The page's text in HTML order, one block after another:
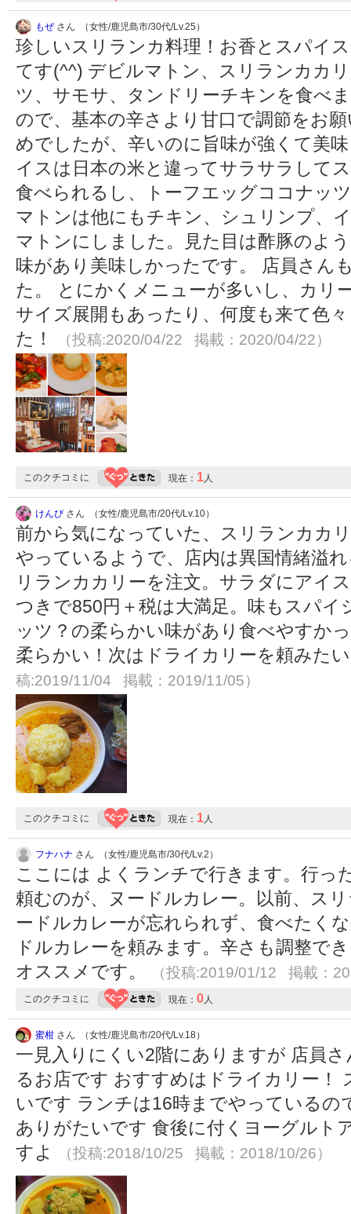
もぜさん （女性/鹿児島市/30代/Lv.25）
珍しいスリランカ料理！お香とスパイ
てす(^^) デビルマトン、スリランカカ
ツ、サモサ、タンドリーチキンを食べ
ので、基本の辛さより甘口で調節をお
めでしたが、辛いのに旨味が強くて美
イスは日本の米と違ってサラサラして
食べられるし、トーフエッグココナッ
マトンは他にもチキン、シュリンプ、
マトンにしました。見た目は酢豚のよ
味があり美味しかったです。 店員さん
た。 とにかくメニューが多いし、カリ
サイズ展開もあったり、何度も来て色
た！
（投稿:2020/04/22 掲載：2020/04/22）
このクチコミに 現在： 1人
けんぴさん （女性/鹿児島市/20代/Lv.10）
前から気になっていた、スリランカカ
やっているようで、店内は異国情緒溢
リランカカリーを注文。サラダにアイ
つきで850円＋税は大満足。味もスパ
ッツ？の柔らかい味があり食べやすか
柔らかい！次はドライカリーを頼みた
稿:2019/11/04 掲載：2019/11/05）
このクチコミに 現在： 1人
フナハナ さん （女性/鹿児島市/30代/Lv.2）
ここには よくランチで行きます。行っ
頼むのが、ヌードルカレー。以前、ス
ードルカレーが忘れられず、食べたく
ドルカレーを頼みます。辛さも調整で
オススメです。
（投稿:2019/01/12 掲載：
このクチコミに 現在： 0人
蜜柑 さん （女性/鹿児島市/20代/Lv.18）
一見入りにくい2階にありますが 店員
るお店です おすすめはドライカリー！
いです ランチは16時までやっているの
ありがたいです 食後に付くヨーグルト
すよ
（投稿:2018/10/25 掲載：2018/10/26）